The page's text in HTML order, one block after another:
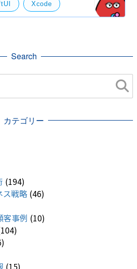
Xcode
Search
カテゴリー
(194)
ス戦略 (46)
客事例 (10)
(15)